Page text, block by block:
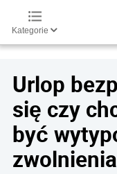
Kategorie
Urlop
się czy
być
zwolnienia